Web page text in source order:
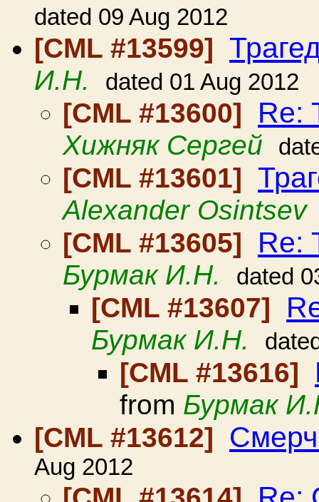
dated 09 Aug 2012
[CML #13599]
И.Н. dated 01 Aug 2012
[CML #13600] Re:
Хижняк Сергей
[CML #13601]
Alexander Osintsev
[CML #13605]
Re:
Бурмак И.Н. dated
[CML #13607]
Бурмак И.Н.
[CML #13616]
from Бурмак
[CML #13612]
Смерч
Aug 2012